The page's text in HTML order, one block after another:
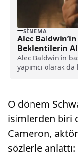
SINEMA
Alec
Beklentilerin
Alec Baldwin'in
yapımcı olarak da
O dönem
isimlerden biri
Cameron,
sözlerle anlattı: